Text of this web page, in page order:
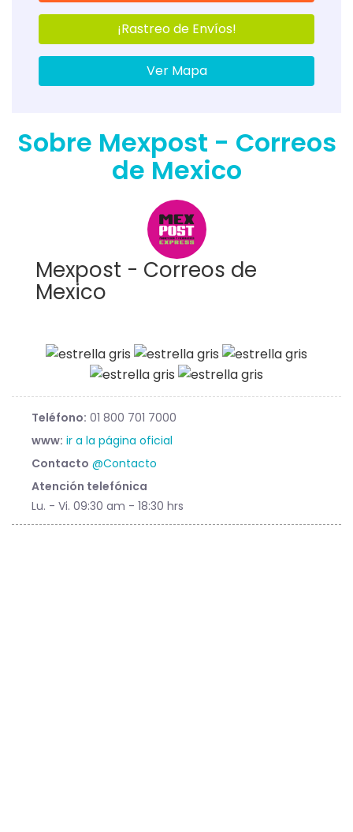
¡Rastreo de Envíos!
Ver Mapa
Sobre Mexpost - Correos
de Mexico
Mexpost - Correos de
Mexico
Teléfono: 01 800 701 7000
www: ir a la página oficial
Contacto @Contacto
Atención telefónica
Lu. - Vi. 09:30 am - 18:30 hrs